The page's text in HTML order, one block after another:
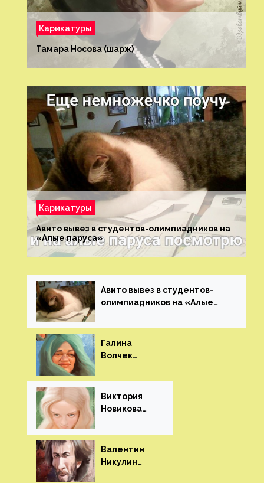
Карикатуры
Тамара Носова (шарж)⁠⁠
Карикатуры
Авито вывез в студентов-олимпиадников на
«Алые паруса»⁠⁠
Авито вывез в студентов-
олимпиадников на «Алые
Галина
Волчек
Виктория
Новикова
Валентин
Никулин